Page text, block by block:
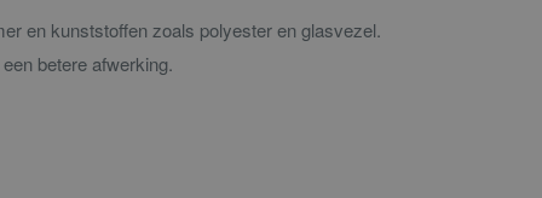
en kunststoffen zoals polyester en glasvezel.
betere afwerking.